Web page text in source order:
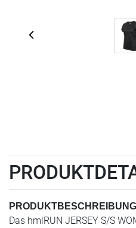
Das hmlRUN JERSEY S/S